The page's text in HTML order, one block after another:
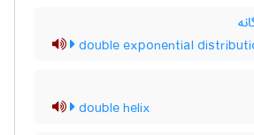
double exponential
double helix